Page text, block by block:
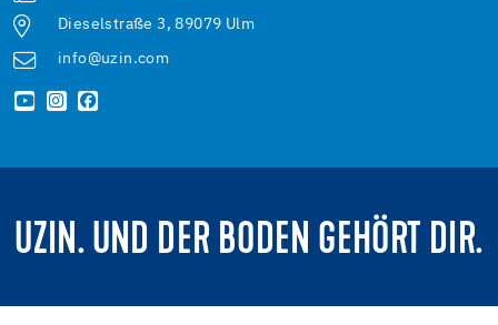
Dieselstraße 3, 89079 Ulm
info@uzin.com
UZIN. UND DER BODEN GEHÖRT DIR.